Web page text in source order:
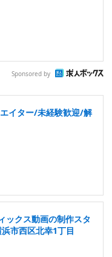
Sponsored by
イター/未経験歓迎/解
ックス動画の制作スタ
市西区北幸1丁目